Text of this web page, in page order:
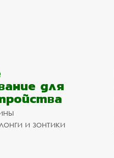
для
и зонтики